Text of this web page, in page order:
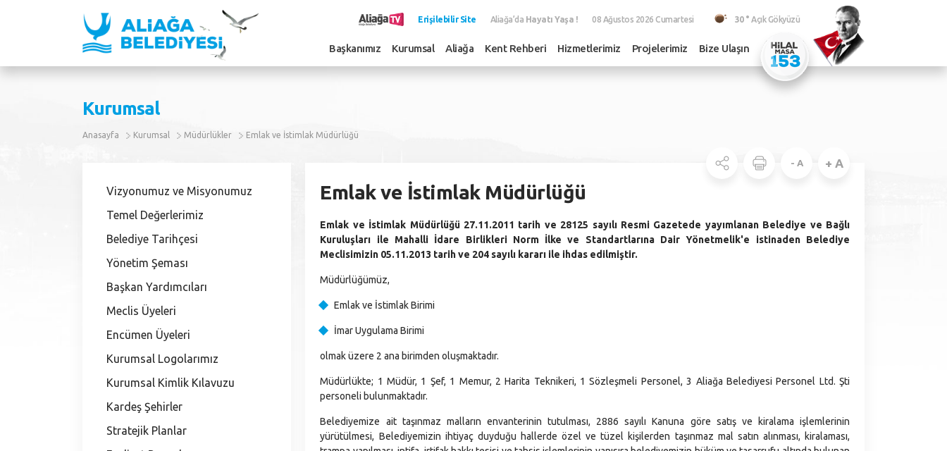
Erişilebilir Site Aliağa’da Hayatı Yaşa ! 08 Ağustos 2026 Cumartesi 30 ° Açık Gökyüzü
Başkanımız Kurumsal Aliağa Kent Rehberi Hizmetlerimiz Projelerimiz Bize Ulaşın
Kurumsal
Anasayfa Kurumsal Müdürlükler Emlak ve İstimlak Müdürlüğü
Vizyonumuz ve Misyonumuz
Temel Değerlerimiz
Belediye Tarihçesi
Yönetim Şeması
Başkan Yardımcıları
Meclis Üyeleri
Encümen Üyeleri
Kurumsal Logolarımız
Kurumsal Kimlik Kılavuzu
Kardeş Şehirler
Stratejik Planlar
- A + A
Emlak ve İstimlak Müdürlüğü
Emlak ve İstimlak Müdürlüğü 27.11.2011 tarih ve 28125 sayılı Resmi Gazetede yayımlanan Belediye ve Bağlı
Kuruluşları ile Mahalli İdare Birlikleri Norm İlke ve Standartlarına Dair Yönetmelik'e istinaden Belediye
Meclisimizin 05.11.2013 tarih ve 204 sayılı kararı ile ihdas edilmiştir.
Müdürlüğümüz,
Emlak ve İstimlak Birimi
İmar Uygulama Birimi
olmak üzere 2 ana birimden oluşmaktadır.
Müdürlükte; 1 Müdür, 1 Şef, 1 Memur, 2 Harita Teknikeri, 1 Sözleşmeli Personel, 3 Aliağa Belediyesi Personel Ltd. Şti
personeli bulunmaktadır.
Belediyemize ait taşınmaz malların envanterinin tutulması, 2886 sayılı Kanuna göre satış ve kiralama işlemlerinin
yürütülmesi, Belediyemizin ihtiyaç duyduğu hallerde özel ve tüzel kişilerden taşınmaz mal satın alınması, kiralaması,